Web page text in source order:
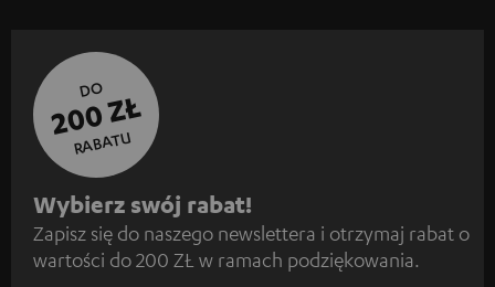
DO
200 ZŁ
RABATU
Z
a
p
Wybierz swój rabat!
Zapisz się do naszego newslettera i otrzymaj rabat o
wartości do 200 ZŁ w ramach podziękowania.